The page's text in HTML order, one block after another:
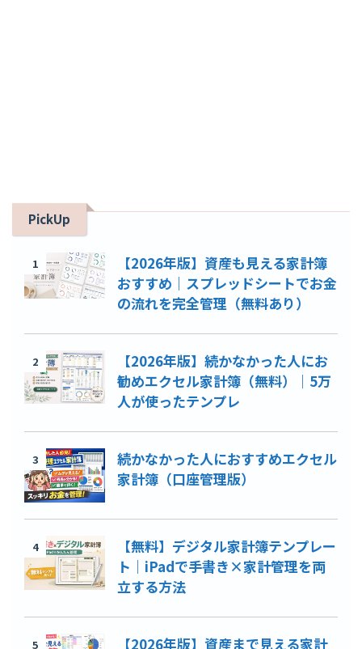
PickUp
1
【2026年版】資産も見える家計簿
おすすめ｜スプレッドシートでお金
の流れを完全管理（無料あり）
2
【2026年版】続かなかった人にお
勧めエクセル家計簿（無料）｜5万
人が使ったテンプレ
3
続かなかった人におすすめエクセル
家計簿（口座管理版）
4
【無料】デジタル家計簿テンプレー
ト｜iPadで手書き×家計管理を両
立する方法
5
【2026年版】資産まで見える家計